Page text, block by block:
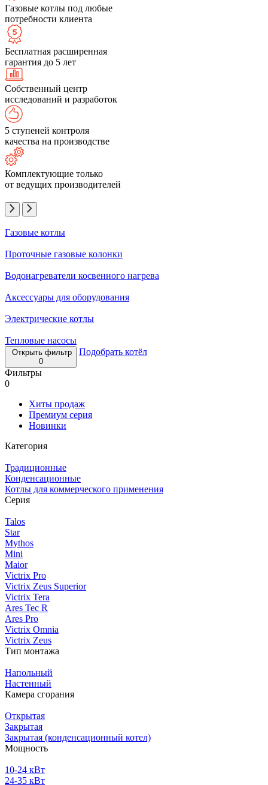
Газовые котлы под любые
потребности клиента
Бесплатная расширенная
гарантия до 5 лет
Собственный центр
исследований и разработок
5 ступеней контроля
качества на производстве
Комплектующие только
от ведущих производителей
Газовые котлы
Проточные газовые колонки
Водонагреватели косвенного нагрева
Аксессуары для оборудования
Электрические котлы
Тепловые насосы
Открыть фильтр
0
Подобрать котёл
Фильтры
0
Хиты продаж
Премиум серия
Новинки
Категория
Традиционные
Конденсационные
Котлы для коммерческого применения
Серия
Talos
Star
Mythos
Mini
Maior
Victrix Pro
Victrix Zeus Superior
Victrix Tera
Ares Tec R
Ares Pro
Victrix Omnia
Victrix Zeus
Тип монтажа
Напольный
Настенный
Камера сгорания
Открытая
Закрытая
Закрытая (конденсационный котел)
Мощность
10-24 кВт
24-35 кВт